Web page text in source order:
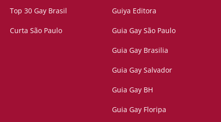
Top 30 Gay Brasil
Curta São Paulo
Guiya Editora
Guia Gay São Paulo
Guia Gay Brasilia
Guia Gay Salvador
Guia Gay BH
Guia Gay Floripa